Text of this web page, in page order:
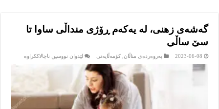
گەشەی زهنی، لە یەکەم ڕۆژی منداڵی ساوا تا
سێ ساڵی
2023-06-08 پەروەردەى مناڵان ,کۆمەڵایەتى لێدوان نووسین ناچالاککراوە
منداڵی
ساوا